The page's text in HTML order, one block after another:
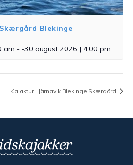
Blekinge
am - -30 august 2026 | 4:00 pm
Kajaktur i Järnavik Blekinge Skærgård